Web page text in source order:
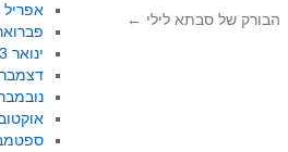
הבורק של סבתא לילי ←
אפריל 2023
פברואר
ינואר 2023
דצמבר 2022
נובמבר
אוקטובר
ספטמבר